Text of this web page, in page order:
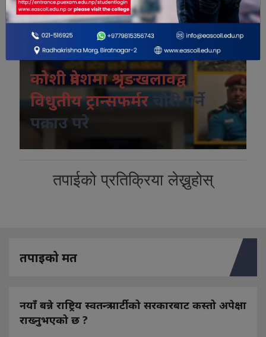
विशेष भिडियो
कोशी प्रदेशमा श्रृंङखलावद्व
विधुतीय ट्रान्सफर्मर
चोरी गर्ने
पक्राउ परे
तपाईको प्रतिक्रिया लेख्नुहोस्
तपाइको मत
नयाँ बन्ने राष्ट्रिय स्वतन्त्र पार्टीको सरकारबाट कस्तो अपेक्षा
राख्नुभएको छ ?